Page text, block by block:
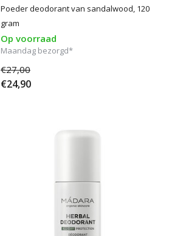
Poeder deodorant van sandalwood, 120
gram
Op voorraad
Maandag bezorgd*
€27,00
€24,90